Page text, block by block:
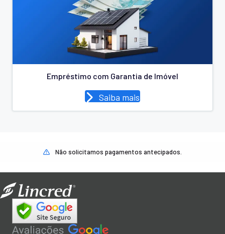
Empréstimo com Garantia de Imóvel
Saiba mais
Não solicitamos pagamentos antecipados.